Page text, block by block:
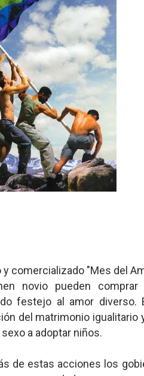
para el fin del mundo
marxista?
sobre el fascismo
comercializado "Mes del
novio pueden
festejo al amor diverso.
del matrimonio
a adoptar niños.
de estas acciones los